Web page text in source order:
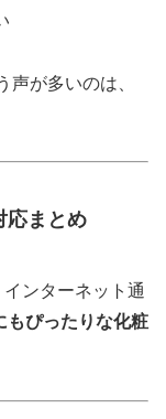
声が多いのは、
応まとめ
ンターネット通
もぴったりな化粧